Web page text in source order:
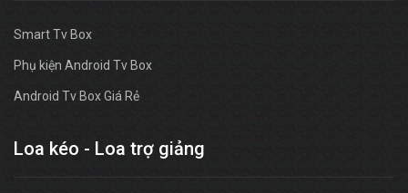
Smart Tv Box
Phụ kiện Android Tv Box
Android Tv Box Giá Rẻ
Loa kéo - Loa trợ giảng